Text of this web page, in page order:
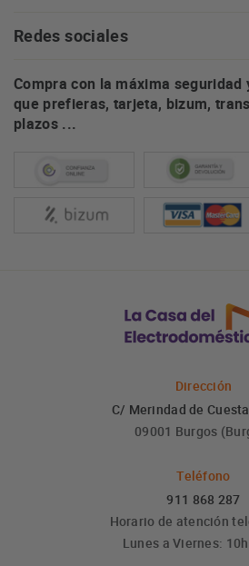
Redes sociales
Compra con la máxima seguridad
que prefieras, tarjeta, bizum,
plazos ...
Dirección
C/ Merindad de
09001 Burgos
Teléfono
911 868 287
Horario de atención
Lunes a Viernes: